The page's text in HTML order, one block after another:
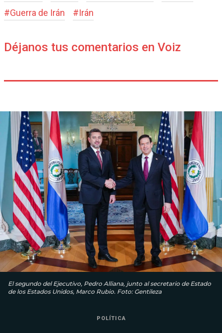
#Guerra de Irán #Irán
Déjanos tus comentarios en Voiz
El segundo del Ejecutivo, Pedro Alliana, junto al secretario de Estado
de los Estados Unidos, Marco Rubio. Foto: Gentileza
POLÍTICA